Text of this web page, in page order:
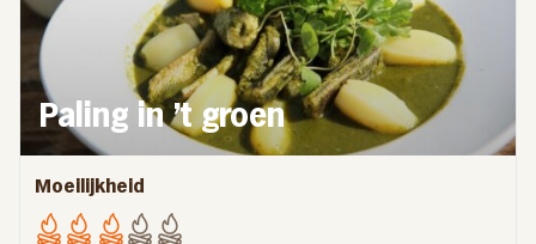
Paling in ’t groen
Moeilijkheid